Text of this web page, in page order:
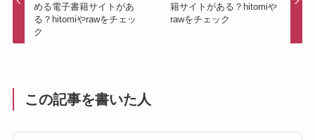
める電子書籍サイトがあ
る？hitomiやrawをチェッ
ク
籍サイトがある？hitomiや
rawをチェック
この記事を書いた人